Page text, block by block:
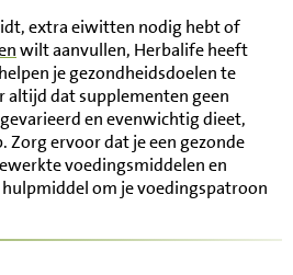
extra eiwitten nodig hebt of
wilt aanvullen, Herbalife heeft
je gezondheidsdoelen te
altijd dat supplementen geen
en evenwichtig dieet,
Zorg ervoor dat je een gezonde
voedingsmiddelen en
om je voedingspatroon